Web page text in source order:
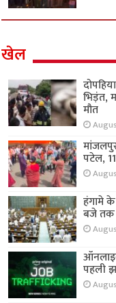
खेल
भिड़ंत,
मौत
पटेल,
हंगामे
बजे तक
पहली